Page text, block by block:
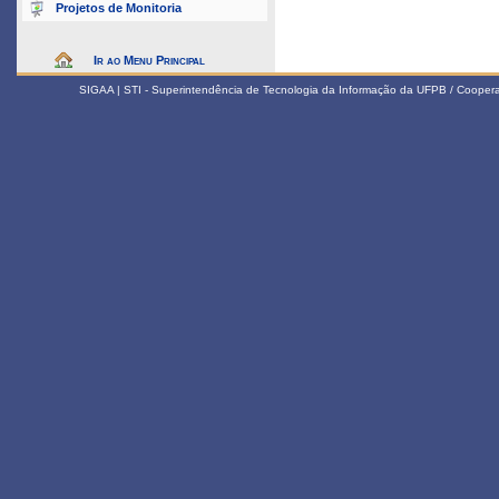
Projetos de Monitoria
Ir ao Menu Principal
SIGAA | STI - Superintendência de Tecnologia da Informação da UFPB /